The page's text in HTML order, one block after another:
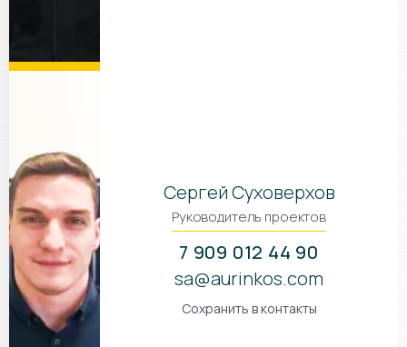
Сергей Суховерхов
Руководитель проектов
7 909 012 44 90
sa@aurinkos.com
Сохранить в контакты